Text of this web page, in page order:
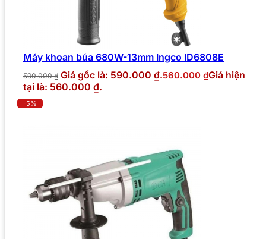
Máy khoan búa 680W-13mm Ingco ID6808E
590.000₫ Giá gốc là: 590.000 ₫.560.000 ₫Giá hiện
tại là: 560.000 ₫.
-5%